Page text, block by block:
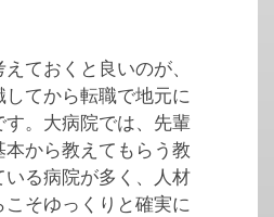
ておくと良いのが、
てから転職で地元に
。大病院では、先輩
から教えてもらう教
る病院が多く、人材
そゆっくりと確実に